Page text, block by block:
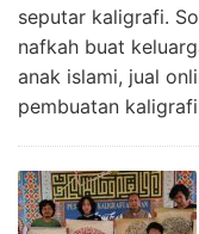
seputar kaligrafi.
nafkah buat
anak islami, jual
pembuatan